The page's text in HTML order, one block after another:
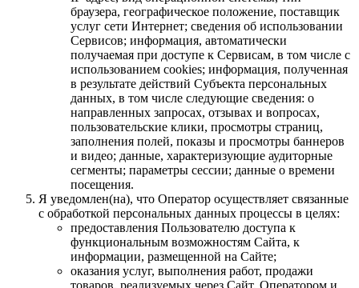
браузера, географическое положение, поставщик
услуг сети Интернет; сведения об использовании
Сервисов; информация, автоматически
получаемая при доступе к Сервисам, в том числе с
использованием cookies; информация, полученная
в результате действий Субъекта персональных
данных, в том числе следующие сведения: о
направленных запросах, отзывах и вопросах,
пользовательские клики, просмотры страниц,
заполнения полей, показы и просмотры баннеров
и видео; данные, характеризующие аудиторные
сегменты; параметры сессии; данные о времени
посещения.
Я уведомлен(на), что Оператор осуществляет связанные
с обработкой персональных данных процессы в целях:
предоставления Пользователю доступа к
функциональным возможностям Сайта, к
информации, размещенной на Сайте;
оказания услуг, выполнения работ, продажи
товаров, реализуемых через Сайт, Оператором и